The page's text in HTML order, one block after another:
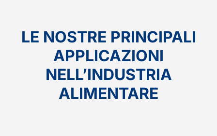
LE NOSTRE PRINCIPALI
APPLICAZIONI
NELL’INDUSTRIA
ALIMENTARE